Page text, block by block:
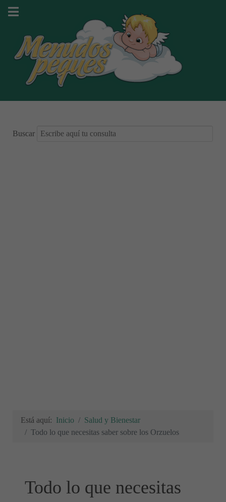
Buscar
Está aquí: Inicio
Salud y Bienestar
Todo lo que necesitas saber sobre los Orzuelos
Todo lo que necesitas